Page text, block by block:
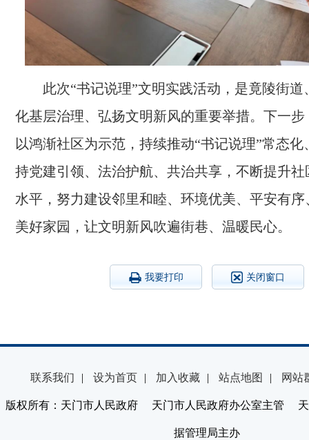
此次“书记说理”文明实践活动，是竟陵街道
化基层治理、弘扬文明新风的重要举措。下一
以鸿渐社区为示范，持续推动“书记说理”常态化
持党建引领、法治护航、共治共享，不断提升
水平，努力建设邻里和睦、环境优美、平安有
美好家园，让文明新风吹遍街巷、温暖民心。
我要打印 关闭窗口
联系我们 | 设为首页 | 加入收藏 | 站点地图 | 网站
版权所有：天门市人民政府 天门市人民政府办公室主管 天
据管理局主办